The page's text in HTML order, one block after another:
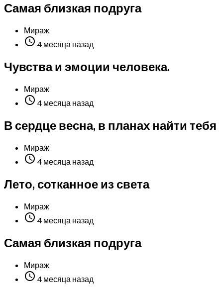
Самая близкая подруга
Мираж
 4 месяца назад
Чувства и эмоции человека.
Мираж
 4 месяца назад
В сердце весна, в планах найти тебя
Мираж
 4 месяца назад
Лето, сотканное из света
Мираж
 4 месяца назад
Самая близкая подруга
Мираж
 4 месяца назад